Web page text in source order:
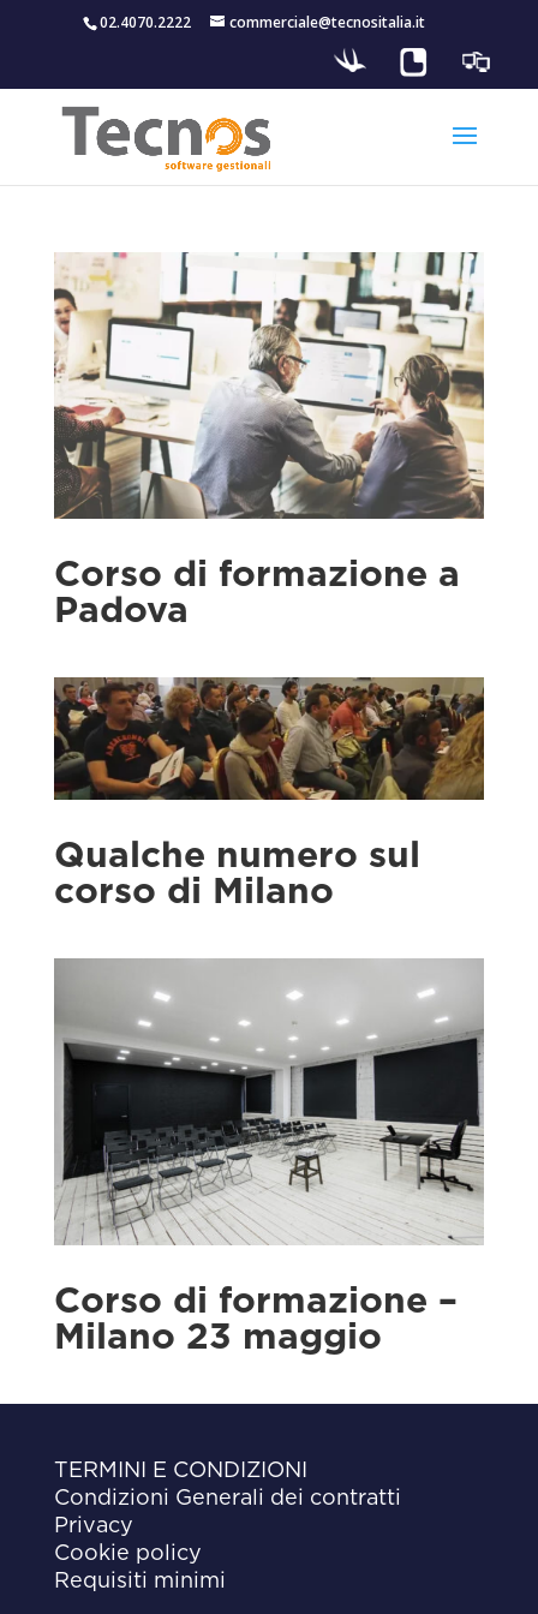
02.4070.2222 commerciale@tecnositalia.it
Corso di formazione a
Padova
Qualche numero sul
corso di Milano
Corso di formazione –
Milano 23 maggio
TERMINI E CONDIZIONI
Condizioni Generali dei contratti
Privacy
Cookie policy
Requisiti minimi